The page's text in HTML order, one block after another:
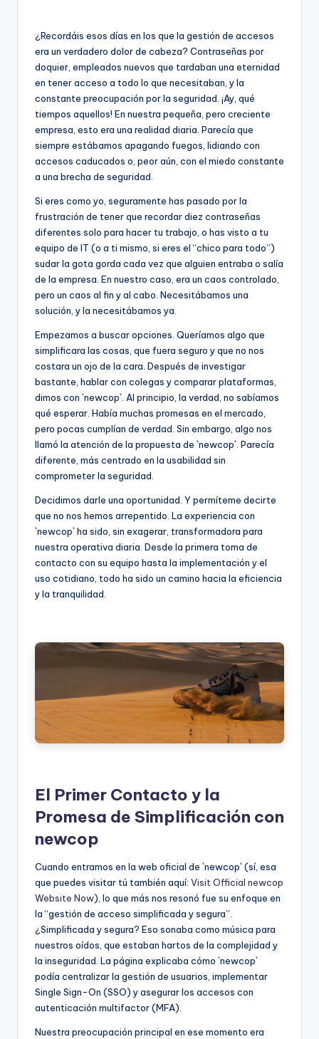
¿Recordáis esos días en los que la gestión de accesos
era un verdadero dolor de cabeza? Contraseñas por
doquier, empleados nuevos que tardaban una eternidad
en tener acceso a todo lo que necesitaban, y la
constante preocupación por la seguridad. ¡Ay, qué
tiempos aquellos! En nuestra pequeña, pero creciente
empresa, esto era una realidad diaria. Parecía que
siempre estábamos apagando fuegos, lidiando con
accesos caducados o, peor aún, con el miedo constante
a una brecha de seguridad.
Si eres como yo, seguramente has pasado por la
frustración de tener que recordar diez contraseñas
diferentes solo para hacer tu trabajo, o has visto a tu
equipo de IT (o a ti mismo, si eres el “chico para todo”)
sudar la gota gorda cada vez que alguien entraba o salía
de la empresa. En nuestro caso, era un caos controlado,
pero un caos al fin y al cabo. Necesitábamos una
solución, y la necesitábamos ya.
Empezamos a buscar opciones. Queríamos algo que
simplificara las cosas, que fuera seguro y que no nos
costara un ojo de la cara. Después de investigar
bastante, hablar con colegas y comparar plataformas,
dimos con `newcop`. Al principio, la verdad, no sabíamos
qué esperar. Había muchas promesas en el mercado,
pero pocas cumplían de verdad. Sin embargo, algo nos
llamó la atención de la propuesta de `newcop`. Parecía
diferente, más centrado en la usabilidad sin
comprometer la seguridad.
Decidimos darle una oportunidad. Y permíteme decirte
que no nos hemos arrepentido. La experiencia con
`newcop` ha sido, sin exagerar, transformadora para
nuestra operativa diaria. Desde la primera toma de
contacto con su equipo hasta la implementación y el
uso cotidiano, todo ha sido un camino hacia la eficiencia
y la tranquilidad.
El Primer Contacto y la
Promesa de Simplificación con
newcop
Cuando entramos en la web oficial de `newcop` (sí, esa
que puedes visitar tú también aquí: Visit Official newcop
Website Now), lo que más nos resonó fue su enfoque en
la “gestión de acceso simplificada y segura”.
¿Simplificada y segura? Eso sonaba como música para
nuestros oídos, que estaban hartos de la complejidad y
la inseguridad. La página explicaba cómo `newcop`
podía centralizar la gestión de usuarios, implementar
Single Sign-On (SSO) y asegurar los accesos con
autenticación multifactor (MFA).
Nuestra preocupación principal en ese momento era